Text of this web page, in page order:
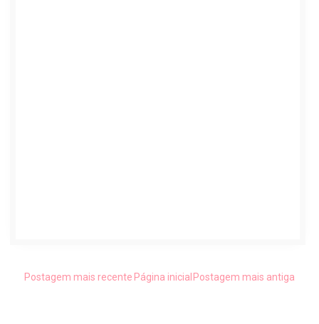
Postagem mais recente Postagem mais antiga
Página inicial